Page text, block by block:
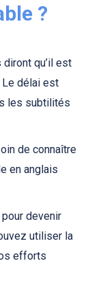
?
qu’il est
délai est
les subtilités
de connaître
en anglais
devenir
utiliser la
efforts